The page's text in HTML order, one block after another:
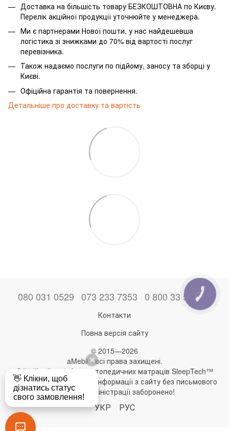
Доставка на більшість товару БЕЗКОШТОВНА по Києву.
Перелік акційної продукції уточнюйте у менеджера.
Ми є партнерами Нової пошти, у нас найдешевша
логістика зі знижками до 70% від вартості послуг
перевізника.
Також надаємо послуги по підйому, заносу та зборці у
Києві.
Офіційна гарантія та повернення.
Детальніше про доставку та вартість
080 031 0529 073 233 7353 0 800 33 52 06
Контакти
Повна версія сайту
© 2015—2026
aMebli - всі права захищені.
Офіційний виробник ортопедичних матраців SleepTech™
Будь-яке використання інформації з сайту без письмового
дозволу адміністрації заборонено!
УКР РУС
КНОПКА
ЗВ'ЯЗКУ